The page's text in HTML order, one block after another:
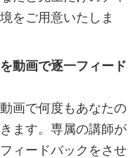
をご用意いたしま
動画で逐一フィード
画で何度もあなたの
ます。専属の講師が
ィードバックをさせ